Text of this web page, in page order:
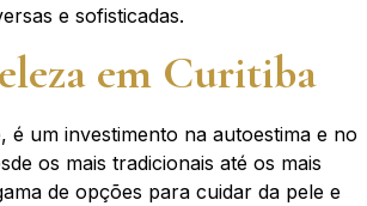
e sofisticadas.
em Curitiba
é um investimento na autoestima e no
os mais tradicionais até os mais
de opções para cuidar da pele e